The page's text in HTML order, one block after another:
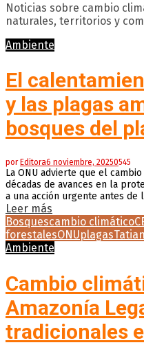
Noticias sobre cambio
naturales, territorios y
Ambiente
El
y las plagas
bosques del
por Editora6 noviembre, 20250545
La ONU advierte que el
décadas de avances en la
a una acción urgente antes de
Leer más
Bosquescambio climático
forestalesONUplagas
Ambiente
Cambio
Amazonía
tradicionales